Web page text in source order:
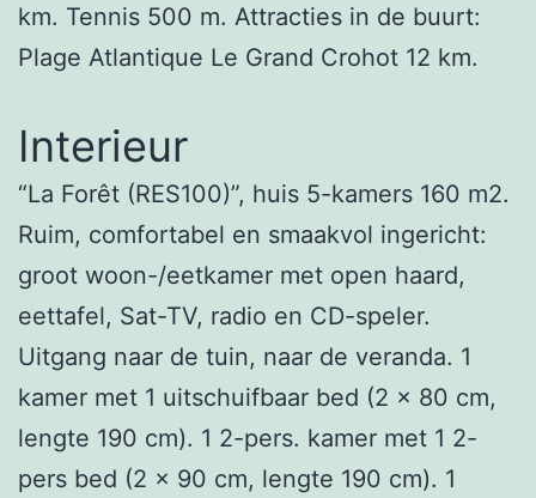
km. Tennis 500 m. Attracties in de buurt:
Plage Atlantique Le Grand Crohot 12 km.
Interieur
“La Forêt (RES100)”, huis 5-kamers 160 m2.
Ruim, comfortabel en smaakvol ingericht:
groot woon-/eetkamer met open haard,
eettafel, Sat-TV, radio en CD-speler.
Uitgang naar de tuin, naar de veranda. 1
kamer met 1 uitschuifbaar bed (2 x 80 cm,
lengte 190 cm). 1 2-pers. kamer met 1 2-
pers bed (2 x 90 cm, lengte 190 cm). 1